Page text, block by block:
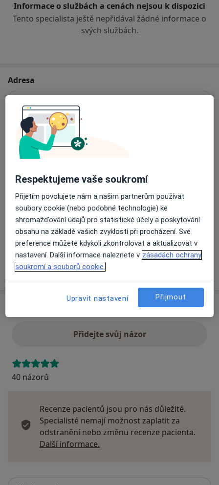
Informace o službách a cenách nejsou k dispozici
Tento specialista ještě nepřidával žádné informace o
svých službách.
Adresa
Ordinace gynekologa
Trstěnická 911,
Přiblížit mapu
Dostupnost
Na této adrese online kalendář není aktivní
Způsoby platby (soukromé návštěvy)
Na teto adrese lékař přijímá pacienty na pojišťovnu
Detaily
Více
Přidejte svůj názor
40 názorů
Recenze pacientů jsou pro nás důležité.
Specialisté nemají možnost zaplatit za
odstranění nebo změnu recenze pacienta.
Další informace.
Respektujeme vaše soukromí
Přijetím povolujete nám a našim partnerům používat
soubory cookie (nebo podobné technologie) ke
shromažďování údajů pro statistické účely a poskytování
obsahu na základě vašich zvyklostí při procházení. Své
preference můžete kdykoli zkontrolovat a aktualizovat v
nastavení. Další informace naleznete v zásadách ochrany
soukromí a souborů cookie.
Upravit nastavení Přijmout